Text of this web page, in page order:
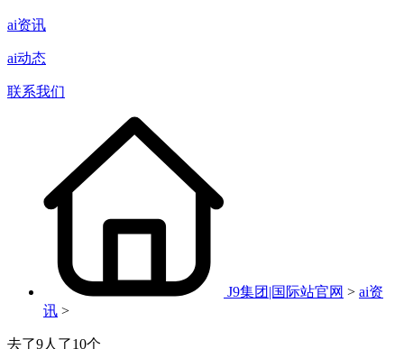
ai资讯
ai动态
联系我们
J9集团|国际站官网 > ai资
讯 >
去了9人了10个